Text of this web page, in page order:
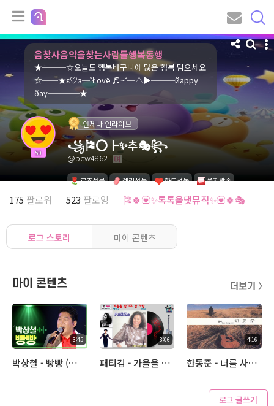
음찾사음악을찾는사람들행복동행
★───☆오늘도 행복바구니에 많은 행복 담으세요
☆──★ε♡з─˚Łοvё ♬~˚─△▶───йaрру
ðaу────★
50
언제나 인라이브
꧁🎏⭕┣✨추🎭꧂
@pcw4862
로즈선물 젤리선물 하트선물 쪽지발송
175 팔로워 523 팔로잉 🎏🍀💟✨톡톡올댓뮤직✨💟🍀🎭
로그 스토리 마이 콘텐츠
마이 콘텐츠 더보기 〉
3:45
박상철 - 빵빵 (아추라이브)
3:06
패티김 - 가을을 남기고 간 사랑 (아추라이브)
4:16
한동준 - 너를 사랑해 (아추라이브)
로그 글쓰기